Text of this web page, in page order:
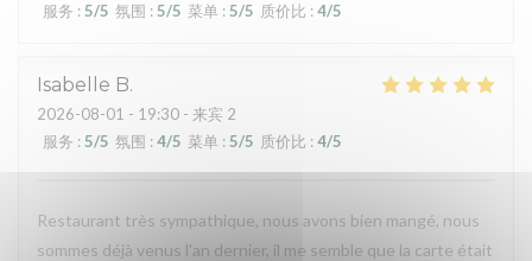
服务 : 5/5 氛围 : 5/5 菜单 : 5/5 质价比 : 4/5
Isabelle B
2026-08-01 - 19:30 - 来宾 2
服务 :5/5 氛围 : 4/5 菜单 : 5/5 质价比 : 4/5
Restaurant très sympathique, nous avons bien mangé, nous
sommes déjà venus l'an dernier, il me semble que la carte était